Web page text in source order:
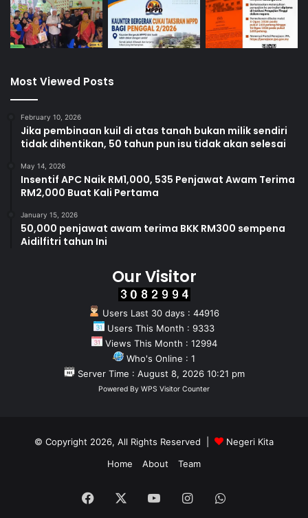
Most Viewed Posts
February 10, 2026
Jika pembinaan kuil di atas tanah bukan milik sendiri
tidak dihentikan, 50 tahun pun isu tidak akan selesai
May 14, 2026
Insentif APC Naik RM1,000, 535 Penjawat Awam Terima
RM2,000 Buat Kali Pertama
January 15, 2026
50,000 penjawat awam terima BKK RM300 sempena
Aidilfitri tahun Ini
Our Visitor
Users Last 30 days : 44916
Users This Month : 9333
Views This Month : 12994
Who's Online : 1
Server Time : August 8, 2026 10:21 pm
Powered By WPS Visitor Counter
© Copyright 2026, All Rights Reserved |
Negeri Kita
Home
About Team
Facebook YouTubeInstagramWhatsApp